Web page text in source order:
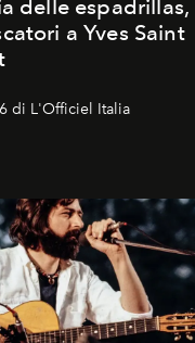
delle espadrillas,
a Yves Saint
di L'Officiel Italia